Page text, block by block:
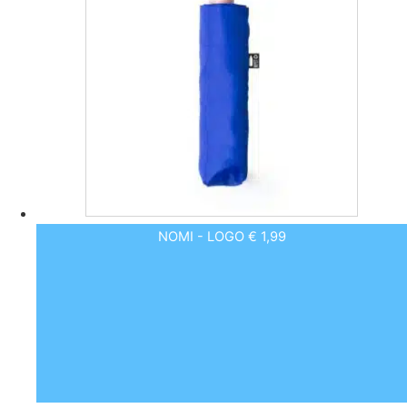
NOMI - LOGO € 1,99